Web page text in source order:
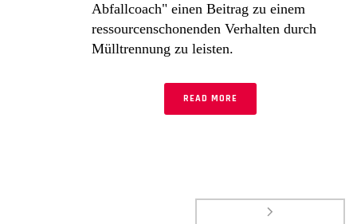
Abfallcoach" einen Beitrag zu einem
ressourcenschonenden Verhalten durch
Mülltrennung zu leisten.
READ MORE